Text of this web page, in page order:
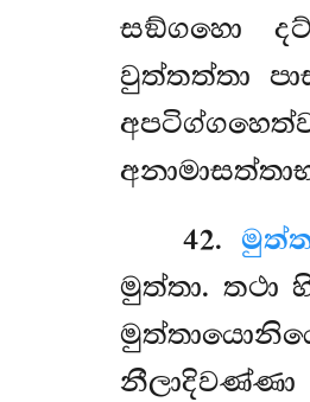
සඞ්ගහො
වුත්තත්තා
42.
මුත්තා. තථා